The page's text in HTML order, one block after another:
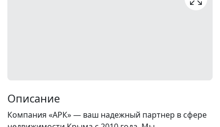
Описание
Компания «АРК» — ваш надежный партнер в сфере